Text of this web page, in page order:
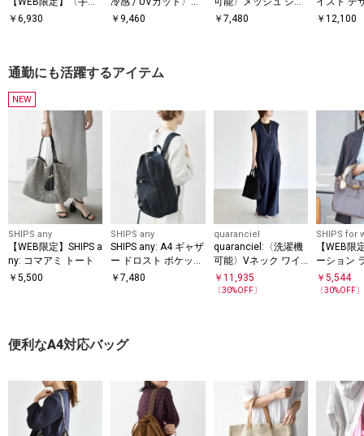
い可能〉アイレット
￥ 6,930
アー オーガンジー コ
￥ 9,460
ー ハンカチ スリーブ
￥ 7,480
ー ドッキ
￥12,100
通勤にも活躍するアイテム
NEW
SHIPS any
【WEB限定】SHIPS a
ny: コマアミ トート
￥ 5,500
SHIPS any
SHIPS any: A4 ギャザ
ー ドロスト ポケット
バックパック
￥7,480
quaranciel
quaranciel:〈洗濯機
可能〉Vネック ワイ
ド オールインワン
￥ 11,935
〔30%OFF〕
SHIPS for
【WEB限
ーション
プ バッグ
￥5,544
〔30%OFF〕
便利なA4対応バッグ